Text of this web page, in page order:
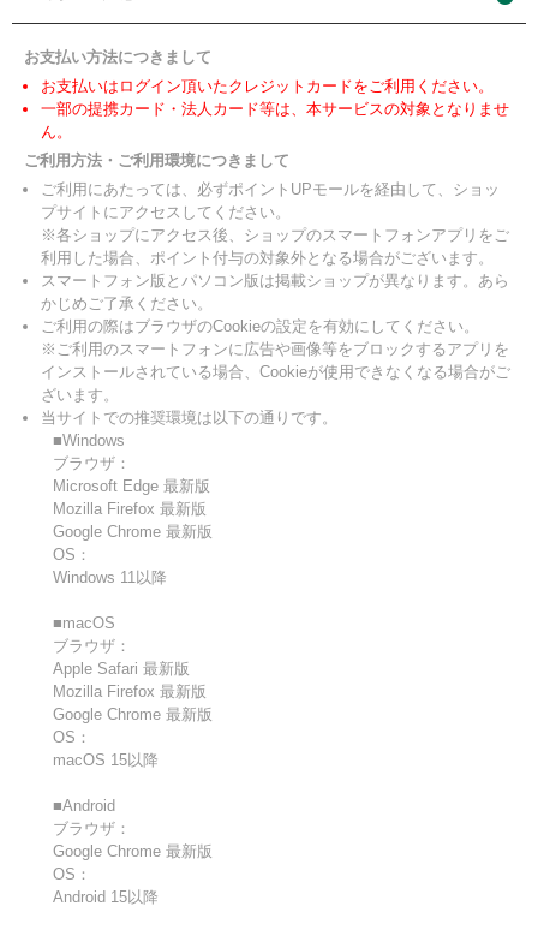
お支払い方法につきまして
お支払いはログイン頂いたクレジットカードをご利用ください。
一部の提携カード・法人カード等は、本サービスの対象となりませ
ん。
ご利用方法・ご利用環境につきまして
ご利用にあたっては、必ずポイントUPモールを経由して、ショッ
プサイトにアクセスしてください。
※各ショップにアクセス後、ショップのスマートフォンアプリをご
利用した場合、ポイント付与の対象外となる場合がございます。
スマートフォン版とパソコン版は掲載ショップが異なります。あら
かじめご了承ください。
ご利用の際はブラウザのCookieの設定を有効にしてください。
※ご利用のスマートフォンに広告や画像等をブロックするアプリを
インストールされている場合、Cookieが使用できなくなる場合がご
ざいます。
当サイトでの推奨環境は以下の通りです。
■Windows
ブラウザ：
Microsoft Edge 最新版
Mozilla Firefox 最新版
Google Chrome 最新版
OS：
Windows 11以降
■macOS
ブラウザ：
Apple Safari 最新版
Mozilla Firefox 最新版
Google Chrome 最新版
OS：
macOS 15以降
■Android
ブラウザ：
Google Chrome 最新版
OS：
Android 15以降